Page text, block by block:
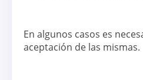
En algunos casos es
aceptación de las mismas.